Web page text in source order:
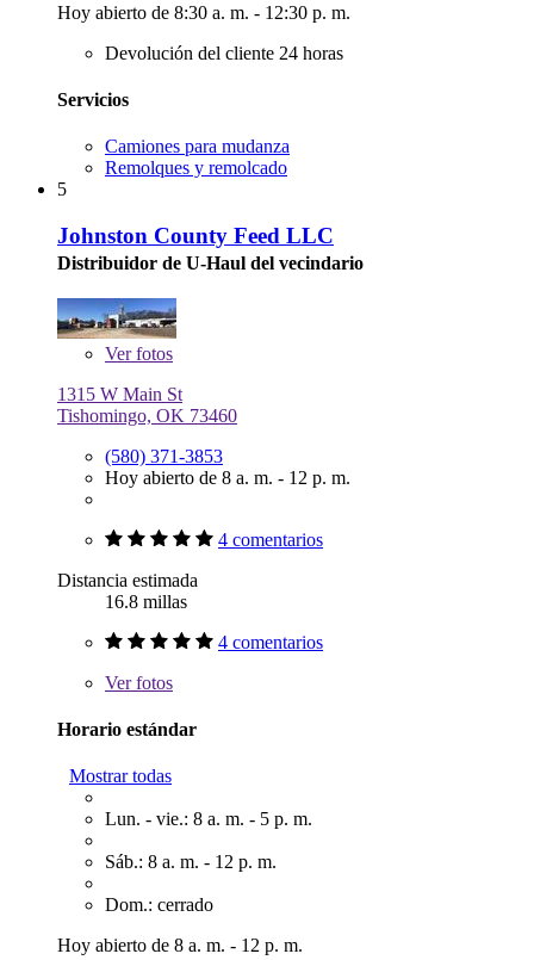
Hoy abierto de 8:30 a. m. - 12:30 p. m.
Devolución del cliente 24 horas
Servicios
Camiones para mudanza
Remolques y remolcado
5
Johnston County Feed LLC
Distribuidor de U-Haul del vecindario
Verfotos
1315 W Main St
Tishomingo, OK 73460
(580) 371-3853
Hoy abierto de 8 a. m. - 12 p. m.
4 comentarios
Distancia estimada
16.8 millas
4 comentarios
Verfotos
Horario estándar
Mostrar todas
Lun. - vie.: 8 a. m. - 5 p. m.
Sáb.: 8 a. m. - 12 p. m.
Dom.: cerrado
Hoy abierto de 8 a. m. - 12 p. m.